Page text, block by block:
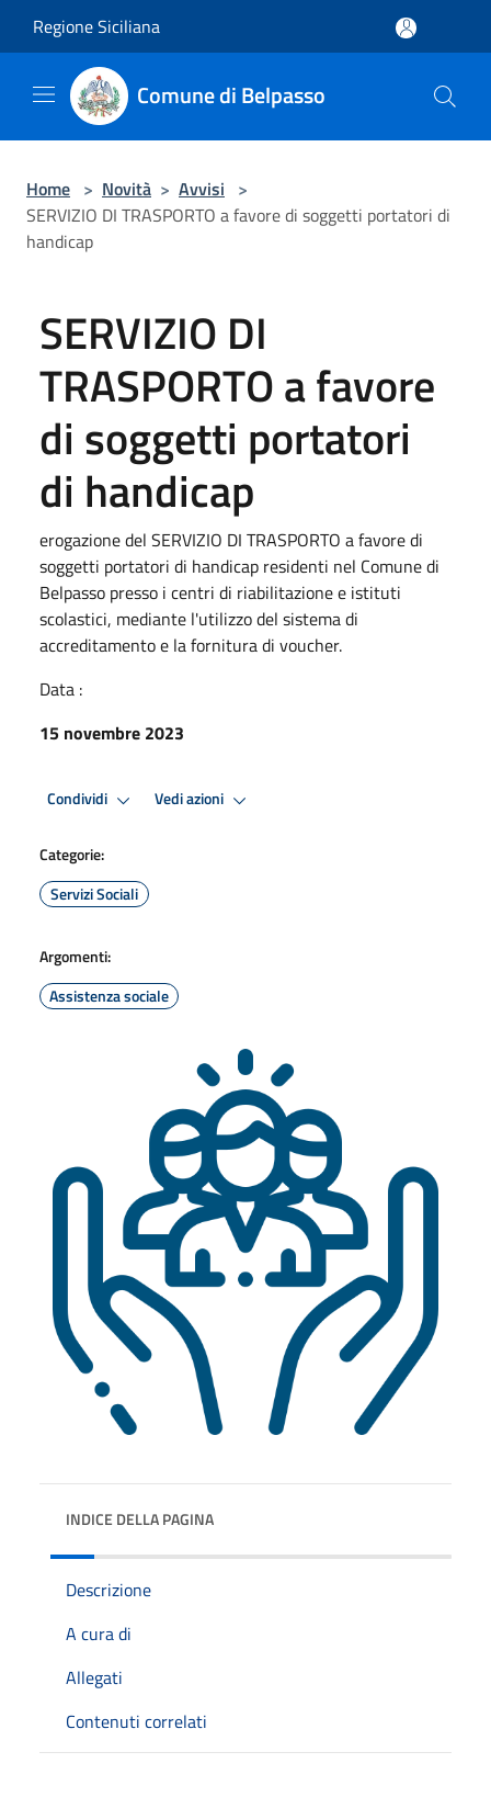
Regione Siciliana
Comune di Belpasso
Home > Novità > Avvisi >
SERVIZIO DI TRASPORTO a favore di soggetti portatori di
handicap
SERVIZIO DI
TRASPORTO a favore
di soggetti portatori
di handicap
erogazione del SERVIZIO DI TRASPORTO a favore di
soggetti portatori di handicap residenti nel Comune di
Belpasso presso i centri di riabilitazione e istituti
scolastici, mediante l'utilizzo del sistema di
accreditamento e la fornitura di voucher.
Data :
15 novembre 2023
Condividi Vedi azioni
Categorie:
Servizi Sociali
Argomenti:
Assistenza sociale
INDICE DELLA PAGINA
Descrizione
A cura di
Allegati
Contenuti correlati